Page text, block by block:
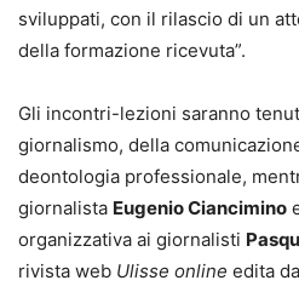
sviluppati, con il rilascio di un
della formazione ricevuta”.
Gli incontri-lezioni saranno
giornalismo, della
deontologia professionale,
giornalista Eugenio Ciancimino
organizzativa ai giornalisti
rivista web Ulisse online edita